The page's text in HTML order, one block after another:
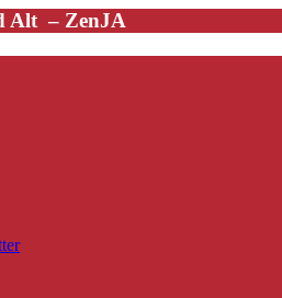
Alt – ZenJA